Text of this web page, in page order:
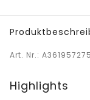
Art. Nr.:
Highlights